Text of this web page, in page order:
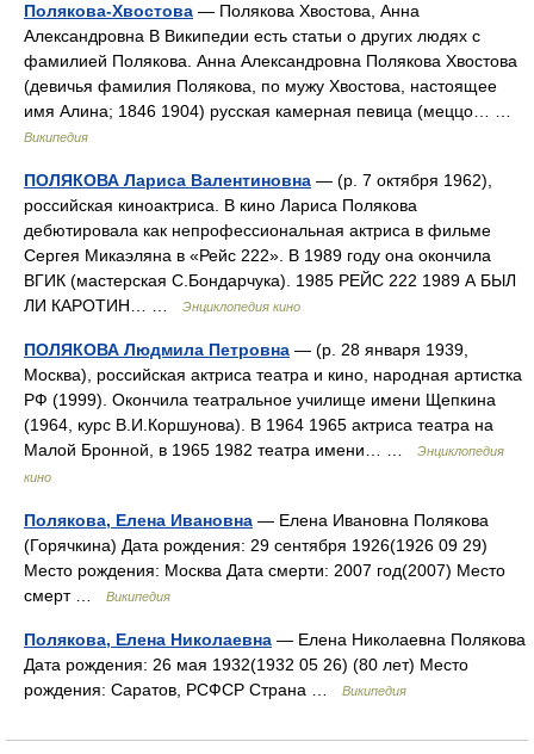
Полякова-Хвостова — Полякова Хвостова, Анна
Александровна В Википедии есть статьи о других людях с
фамилией Полякова. Анна Александровна Полякова Хвостова
(девичья фамилия Полякова, по мужу Хвостова, настоящее
имя Алина; 1846 1904) русская камерная певица (меццо… …
Википедия
ПОЛЯКОВА Лариса Валентиновна — (р. 7 октября 1962),
российская киноактриса. В кино Лариса Полякова
дебютировала как непрофессиональная актриса в фильме
Сергея Микаэляна в «Рейс 222». В 1989 году она окончила
ВГИК (мастерская С.Бондарчука). 1985 РЕЙС 222 1989 А БЫЛ
ЛИ КАРОТИН… …
Энциклопедия кино
ПОЛЯКОВА Людмила Петровна — (р. 28 января 1939,
Москва), российская актриса театра и кино, народная артистка
РФ (1999). Окончила театральное училище имени Щепкина
(1964, курс В.И.Коршунова). В 1964 1965 актриса театра на
Малой Бронной, в 1965 1982 театра имени… …
Энциклопедия
кино
Полякова, Елена Ивановна — Елена Ивановна Полякова
(Горячкина) Дата рождения: 29 сентября 1926(1926 09 29)
Место рождения: Москва Дата смерти: 2007 год(2007) Место
смерт …
Википедия
Полякова, Елена Николаевна — Елена Николаевна Полякова
Дата рождения: 26 мая 1932(1932 05 26) (80 лет) Место
рождения: Саратов, РСФСР Страна …
Википедия